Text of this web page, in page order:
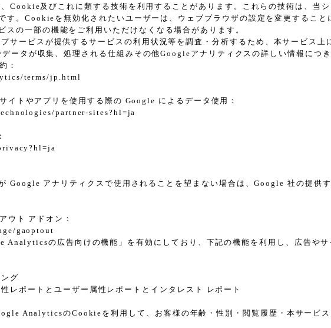
、Cookie及びこれに類する技術を利用することがあります。これらの技術は、当
す。Cookieを無効化されたいユーザーは、ウェブブラウザの設定を変更するこ
スの一部の機能をご利用いただけなくなる場合があります。
プサービスが提供するサービスの利用状況等を調査・分析するため、本サービス
ータが収集、処理される仕組みその他Googleアナリティクスの詳しい情報につ
：
terms/jp.html
イトやアプリを使用する際の Google によるデータ使用：
partner-sites?hl=ja
Google アナリティクスで使用されることを望まない場合は、Google 社の提供
ウト アドオン：
gaoptout
Analyticsの広告向けの機能」を有効にしており、下記の機能を利用し、広告
グ
レポートとユーザー属性レポートとインタレスト レポート
AnalyticsのCookieを利用して、お客様の年齢・性別・閲覧履歴・本サービ